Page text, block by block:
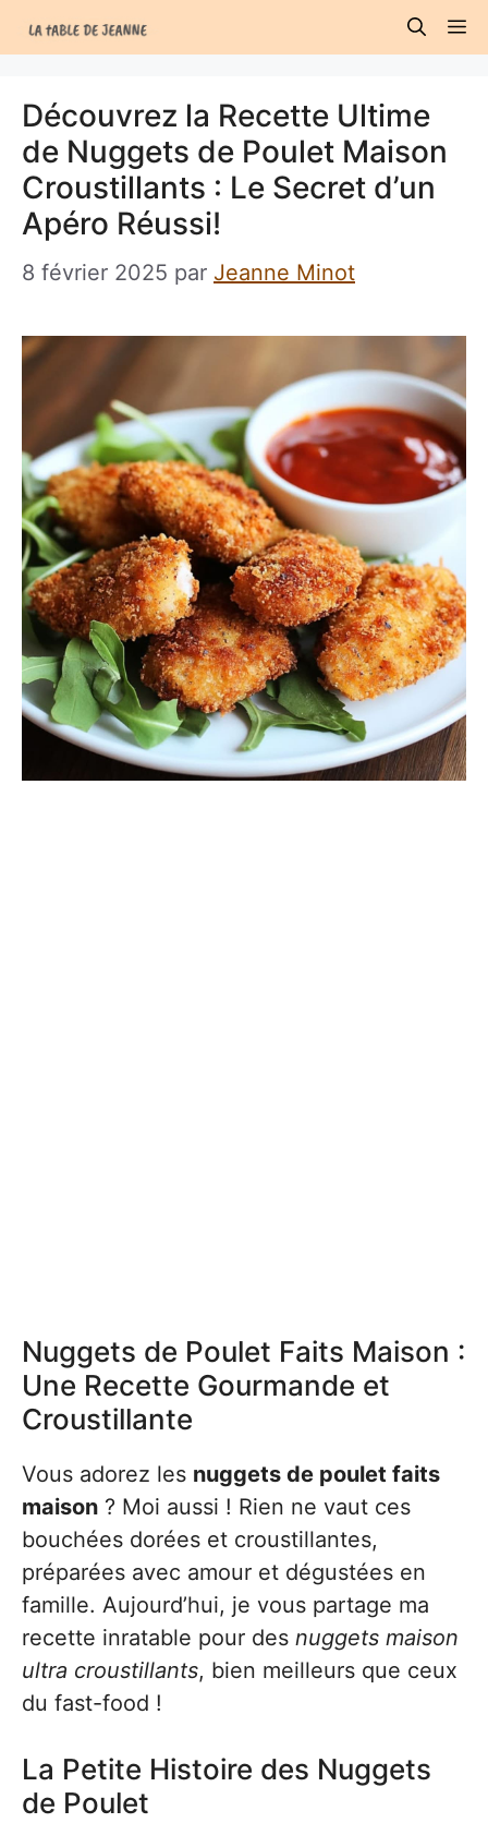
au
Découvrez la Recette Ultime
de Nuggets de Poulet Maison
Croustillants : Le Secret d’un
Apéro Réussi!
8 février 2025 par Jeanne Minot
Nuggets de Poulet Faits Maison :
Une Recette Gourmande et
Croustillante
Vous adorez les nuggets de poulet faits
maison ? Moi aussi ! Rien ne vaut ces
bouchées dorées et croustillantes,
préparées avec amour et dégustées en
famille. Aujourd’hui, je vous partage ma
recette inratable pour des nuggets maison
ultra croustillants, bien meilleurs que ceux
du fast-food !
La Petite Histoire des Nuggets
de Poulet